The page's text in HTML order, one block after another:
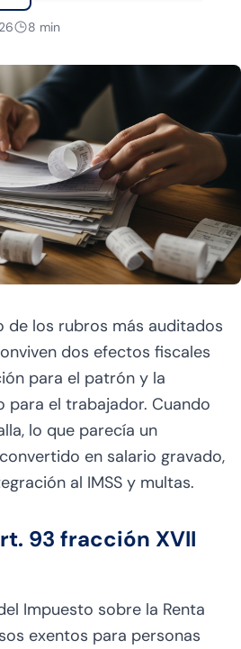
8 min
de los rubros más auditados
dos efectos fiscales
para el patrón y la
para el trabajador. Cuando
lo que parecía un
en salario gravado,
al IMSS y multas.
93 fracción XVII
Impuesto sobre la Renta
exentos para personas